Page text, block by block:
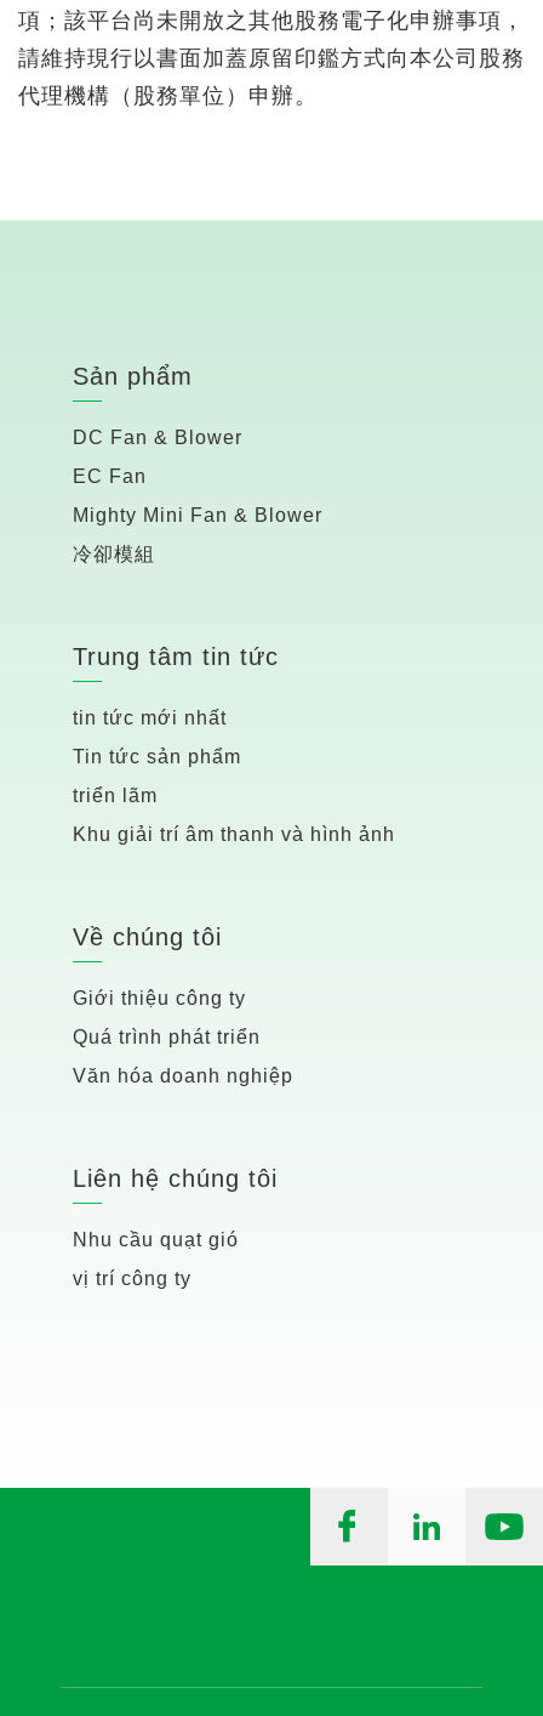
項；該平台尚未開放之其他股務電子化申辦事項，
請維持現行以書面加蓋原留印鑑方式向本公司股務
代理機構（股務單位）申辦。
Sản phẩm
DC Fan & Blower
EC Fan
Mighty Mini Fan & Blower
冷卻模組
Trung tâm tin tức
tin tức mới nhất
Tin tức sản phẩm
triển lãm
Khu giải trí âm thanh và hình ảnh
Về chúng tôi
Giới thiệu công ty
Quá trình phát triển
Văn hóa doanh nghiệp
Liên hệ chúng tôi
Nhu cầu quạt gió
vị trí công ty